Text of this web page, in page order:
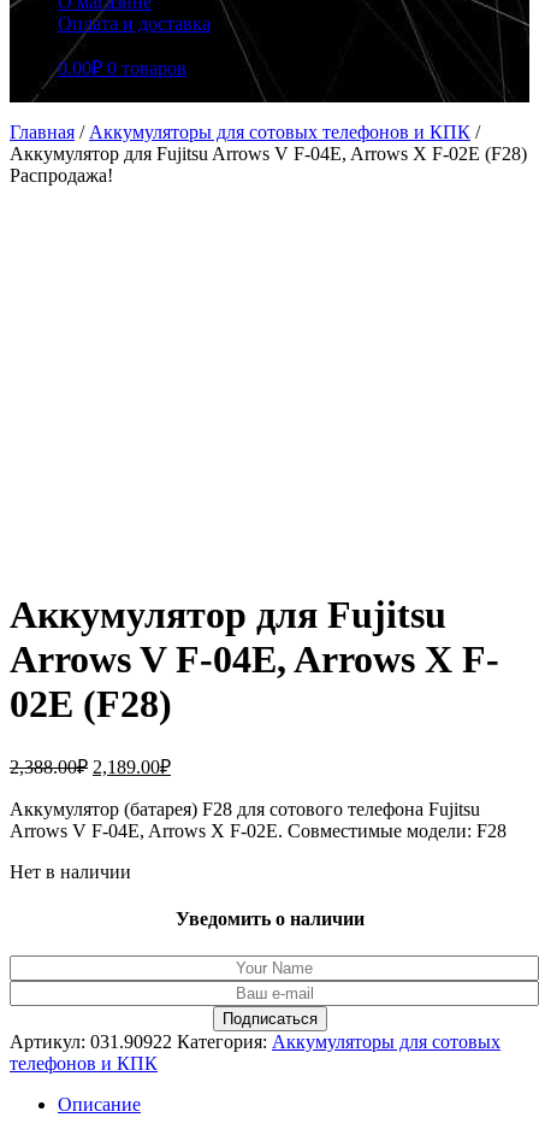
Оплата и доставка
0.00₽ 0 товаров
Главная / Аккумуляторы для сотовых телефонов и КПК /
Аккумулятор для Fujitsu Arrows V F-04E, Arrows X F-02E (F28)
Распродажа!
Аккумулятор для Fujitsu
Arrows V F-04E, Arrows X F-
02E (F28)
2,388.00₽ Первоначальная
составляла
2,388.00₽.
2,189.00₽Текущая
2,189.00₽.
Аккумулятор (батарея) F28 для сотового телефона Fujitsu
Arrows V F-04E, Arrows X F-02E. Совместимые модели: F28
Нет в наличии
Уведомить о наличии
Артикул: 031.90922 Категория: Аккумуляторы для сотовых
телефонов и КПК
Описание